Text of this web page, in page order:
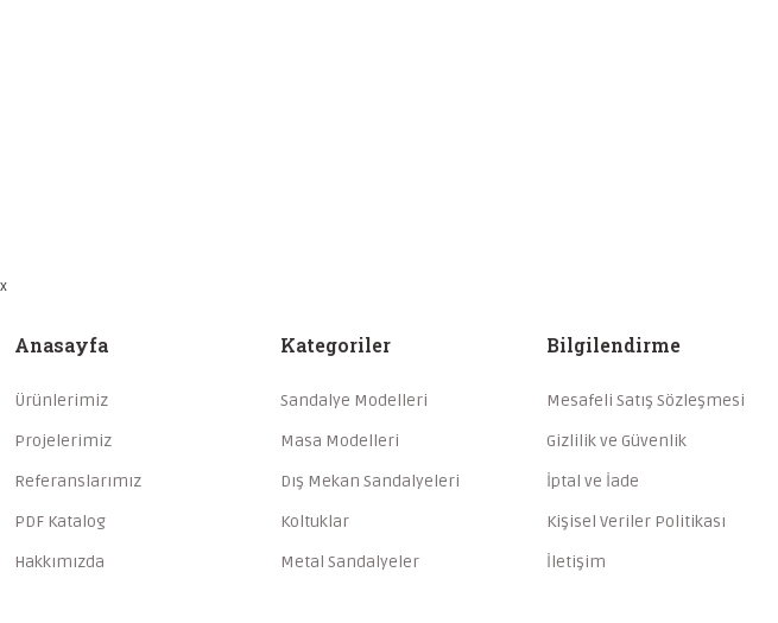
x
Anasayfa
Ürünlerimiz
Projelerimiz
Referanslarımız
PDF Katalog
Hakkımızda
Kategoriler
Sandalye Modelleri
Masa Modelleri
Dış Mekan Sandalyeleri
Koltuklar
Metal Sandalyeler
Bilgilendirme
Mesafeli Satış Sözleşmesi
Gizlilik ve Güvenlik
İptal ve İade
Kişisel Veriler Politikası
İletişim